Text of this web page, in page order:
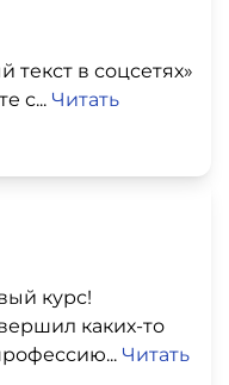
текст в соцсетях»
с... Читать
курс!
каких-то
Читать